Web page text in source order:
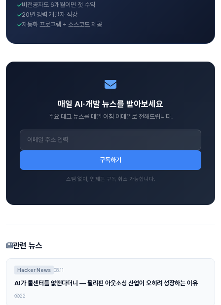
비전공자도 6개월이면 첫 수익
20년 경력 개발자 직강
자동화 프로그램 + 소스코드 제공
매일 AI·개발 뉴스를 받아보세요
주요 테크 뉴스를 매일 아침 이메일로 전해드립니다.
구독하기
스팸 없이, 언제든 구독 취소 가능합니다.
관련 뉴스
Hacker News 08.11
AI가 콜센터를 없앤다더니 — 필리핀 아웃소싱 산업이 오히려 성장하는 이유
22